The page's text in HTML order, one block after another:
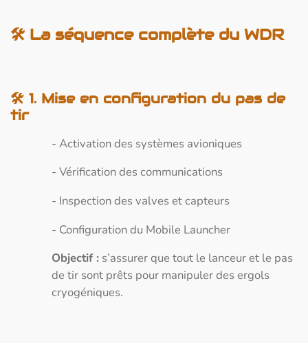
🛠️ La séquence complète du WDR
🛠️ 1. Mise en configuration du pas de
tir
- Activation des systèmes avioniques
- Vérification des communications
- Inspection des valves et capteurs
- Configuration du Mobile Launcher
Objectif : s’assurer que tout le lanceur et le pas
de tir sont prêts pour manipuler des ergols
cryogéniques.